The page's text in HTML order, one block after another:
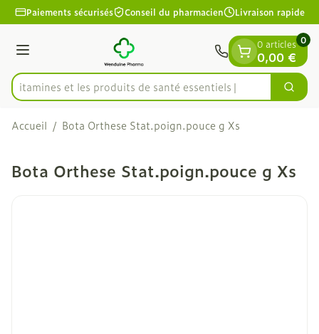
Aller au contenu
1 de 1
Paiements sécurisés Conseil du pharmacien Livraison rapide
Menu
Rechercher
vitamines et les produits de santé essentiels
0 articles
0,00 €
0
Accueil / Bota Orthese Stat.poign.pouce g Xs
Bota Orthese Stat.poign.pouce g Xs